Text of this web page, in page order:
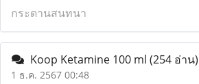
กระดานสนทนา
Koop Ketamine 100 ml (254 อ่าน)
1 ธ.ค. 2567 00:48